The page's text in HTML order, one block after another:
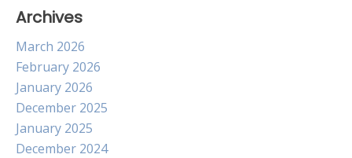
Archives
March 2026
February 2026
January 2026
December 2025
January 2025
December 2024